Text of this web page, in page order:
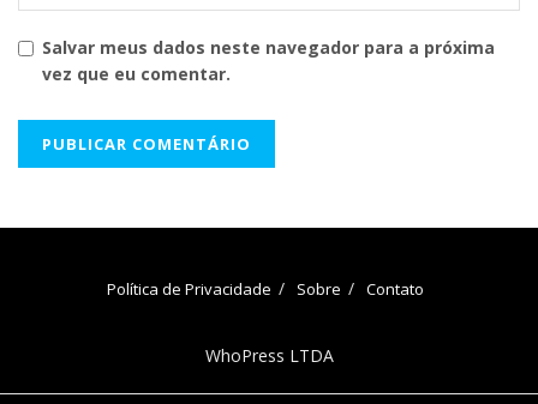
Salvar meus dados neste navegador para a próxima
vez que eu comentar.
Política de Privacidade Sobre Contato
WhoPress LTDA